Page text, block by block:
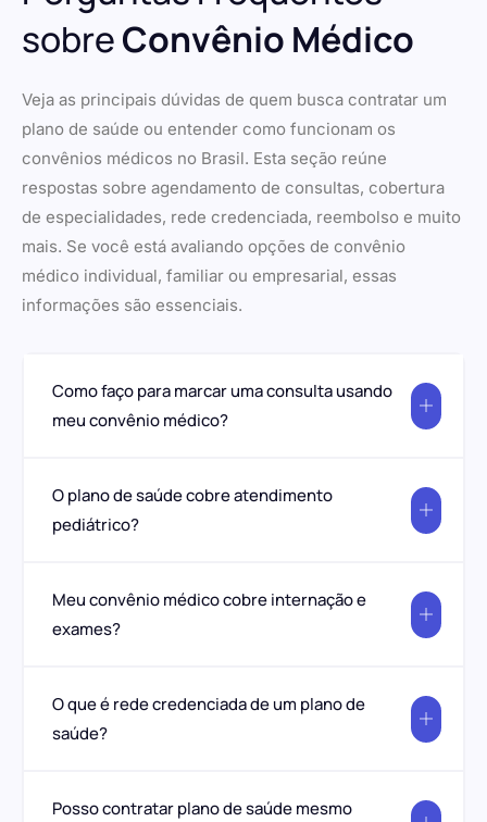
sobreConvênio Médico
Veja as principais dúvidas de quem busca contratar um
plano de saúde ou entender como funcionam os
convênios médicos no Brasil. Esta seção reúne
respostas sobre agendamento de consultas, cobertura
de especialidades, rede credenciada, reembolso e muito
mais. Se você está avaliando opções de convênio
médico individual, familiar ou empresarial, essas
informações são essenciais.
Como faço para marcar uma consulta usando
meu convênio médico?
O plano de saúde cobre atendimento
pediátrico?
Meu convênio médico cobre internação e
exames?
O que é rede credenciada de um plano de
saúde?
Posso contratar plano de saúde mesmo